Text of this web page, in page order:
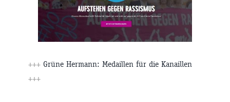
+++ Grüne Hermann: Medaillen für die Kanaillen
+++